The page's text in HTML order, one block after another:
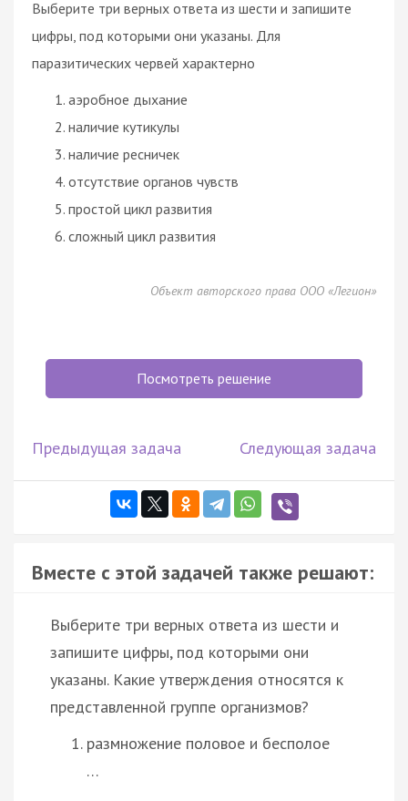
Выберите три верных ответа из шести и запишите
цифры, под которыми они указаны. Для
паразитических червей характерно
аэробное дыхание
наличие кутикулы
наличие ресничек
отсутствие органов чувств
простой цикл развития
сложный цикл развития
Объект авторского права ООО «Легион»
Посмотреть решение
Предыдущая задача Следующая задача
Вместе с этой задачей также решают:
Выберите три верных ответа из шести и
запишите цифры, под которыми они
указаны. Какие утверждения относятся к
представленной группе организмов?
размножение половое и бесполое
…